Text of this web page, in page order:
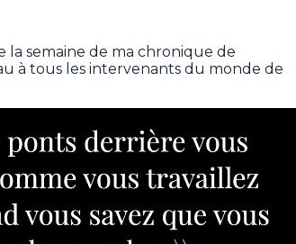
la semaine de ma chronique de
à tous les intervenants du monde de